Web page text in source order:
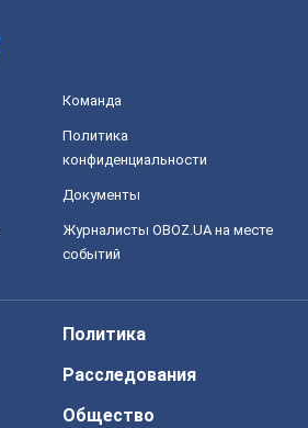
Команда
Политика
конфиденциальности
Документы
Журналисты OBOZ.UA на месте
событий
Политика
Расследования
Общество